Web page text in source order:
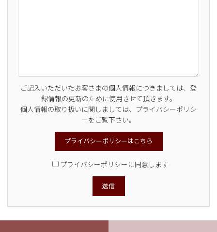
ご記入いただいたお客さまの個人情報につきましては、登
録情報の更新のために使用させて頂きます。
個人情報の取り扱いに関しましては、プライバシーポリシ
ーをご覧下さい。
プライバシーポリシーはこちら
プライバシーポリシーに同意します